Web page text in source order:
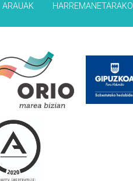
ARAUAK HARREMANETARAKO